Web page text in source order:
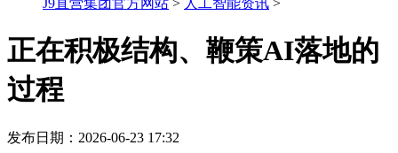
J9直营集团官方网站 > 人工智能资讯 >
正在积极结构、鞭策AI落地的
过程
发布日期：2026-06-23 17:32